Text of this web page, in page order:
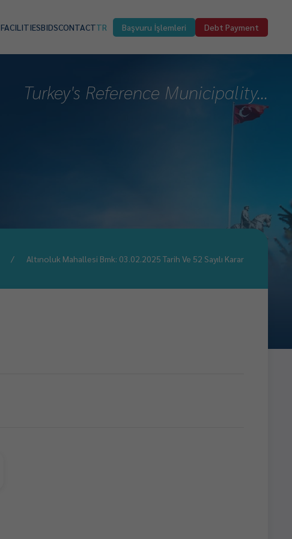
FACILITIESBIDSCONTACTTR Başvuru İşlemleri Debt Payment
Turkey's Reference Municipality...
Altınoluk Mahallesi Bmk: 03.02.2025 Tarih Ve 52 Sayılı Karar